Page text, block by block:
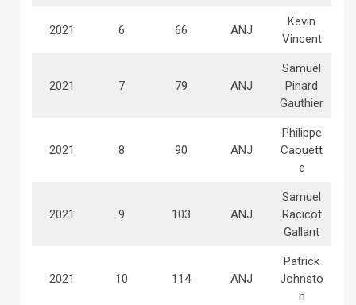
2021 6 66 ANJ
Kevin
Vincent
2021 7 79 ANJ
Samuel
Pinard
Gauthier
2021 8 90 ANJ
Philippe
Caouett
e
2021 9 103 ANJ
Samuel
Racicot
Gallant
2021 10 114 ANJ
Patrick
Johnsto
n